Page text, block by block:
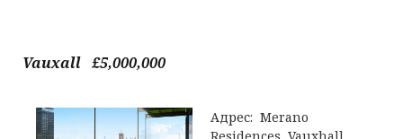
Vauxall £5,000,000
Адрес: Merano